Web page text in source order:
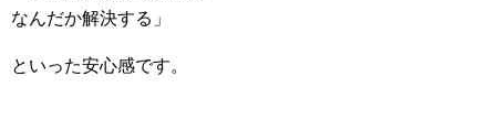
なんだか解決する」
といった安心感です。